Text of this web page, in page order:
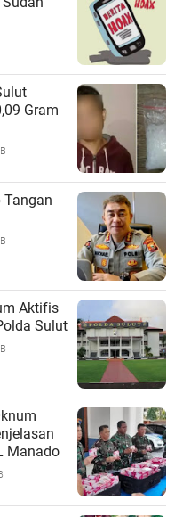
Gram
Tangan
Aktifis
Sulut
Manado